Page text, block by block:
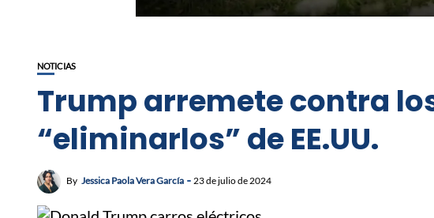
NOTICIAS
Trump arremete contra
“eliminarlos” de EE.UU.
By Jessica Paola Vera García 23 de julio de 2024